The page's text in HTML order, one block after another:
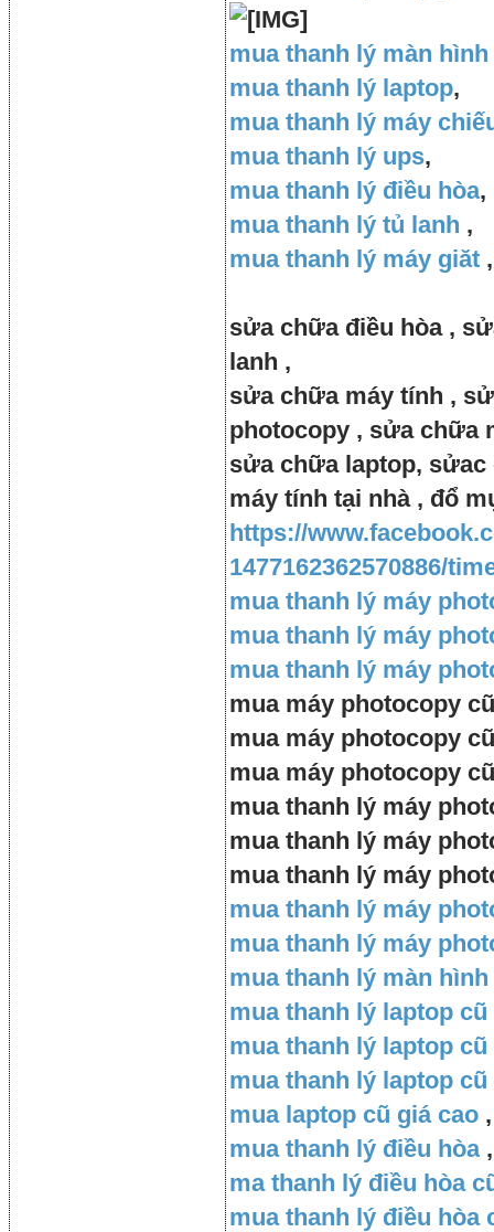
mua thanh lý màn hình
mua thanh lý laptop,
mua thanh lý máy
mua thanh lý ups,
mua thanh lý điều hòa,
mua thanh lý tủ lanh ,
mua thanh lý máy giăt ,
sửa chữa điều hòa ,
lanh ,
sửa chữa máy tính ,
photocopy , sửa chữa
sửa chữa laptop,
máy tính tại nhà , đổ
https://
1477162362570886/
mua thanh lý máy
mua thanh lý máy
mua thanh lý máy
mua máy photocopy
mua máy photocopy
mua máy photocopy
mua thanh lý máy
mua thanh lý máy
mua thanh lý máy
mua thanh lý máy
mua thanh lý máy
mua thanh lý màn hình
mua thanh lý laptop cũ
mua thanh lý laptop cũ
mua thanh lý laptop cũ
mua laptop cũ giá cao ,
mua thanh lý điều hòa ,
ma thanh lý điều hòa
mua thanh lý điều hòa